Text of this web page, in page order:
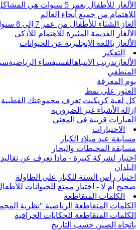
الألغاز للأطفال بعمر 5 سنوات
للاهتمام من جميع أنحاء العالم
ألغاز الشتاء للأطفال من عمر 7 إلى 8 سنوات - 30 مشكلة ممتعة
الألغاز القديمة المثيرة للاهتمام للأذكى
الألغاز باللغة الإنجليزية عن الحيوانات
التفكير
الألغاز تدريب الانتباهالفسيفساء الرياضية
المنطقي
يوم المعرفة
العثور على نمط
كل لعبة كريكيت تعرف مجموعتك القطبية
إزالة الأشياء غير الضرورية
العبارات قريبة في المعنى
الاختبارات
مسابقة عيد ميلاد الكبار
مسابقة المحيطات والبحار
اختبار لشركة كبيرة - ماذا تعرف عن
البلدان
اختبار رأس السنة للكبار على الطاولة
صحيح أم لا - اختبار ممتع للحيوانات
الكلمات المتقاطعة
الكلمات المتقاطعة الرياضية "نظرية
الكلمات المتقاطعة للحكايات الخرافية
باتجاه الصين حسب التاريخ